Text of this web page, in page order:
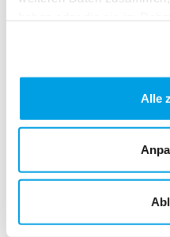
Alle